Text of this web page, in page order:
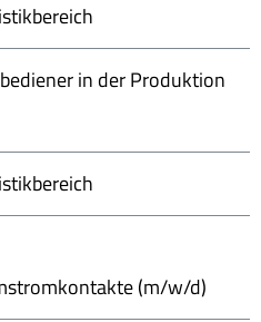
in der Produktion
(m/w/d)